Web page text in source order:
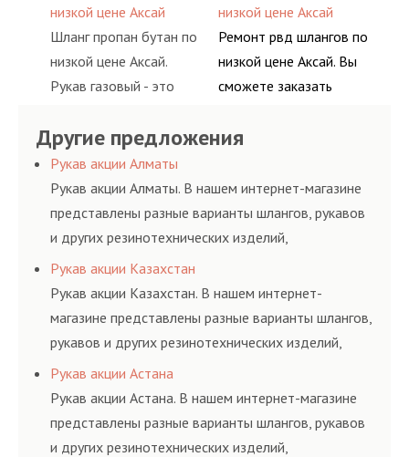
определенными
элементами системы.
воздуха и различных
типов сжиженного газа
(кислород, аргон, метан,
пропан, бутан,
элементами системы.
низкой цене Аксай
Шланг пропан бутан по
низкой цене Аксай.
Рукав газовый - это
сжатого воздуха и
различных типов
сжиженного газа
(кислород, аргон, метан,
пропан, бутан,
предприятия.
основе либо на
условиях
долговременного
комплексного
низкой цене Аксай
Ремонт рвд шлангов по
низкой цене Аксай. Вы
сможете заказать
основе либо на
долговременного
комплексного
обслуживания
Другие предложения
Рукав акции Алматы
Рукав акции Алматы. В нашем интернет-магазине
представлены разные варианты шлангов, рукавов
и других резинотехнических изделий,
соответствующих ГОСТам, техническим условиям
и нормативам.
Рукав акции Казахстан
Рукав акции Казахстан. В нашем интернет-
магазине представлены разные варианты шлангов,
рукавов и других резинотехнических изделий,
соответствующих ГОСТам, техническим условиям
и нормативам.
Рукав акции Астана
Рукав акции Астана. В нашем интернет-магазине
представлены разные варианты шлангов, рукавов
и других резинотехнических изделий,